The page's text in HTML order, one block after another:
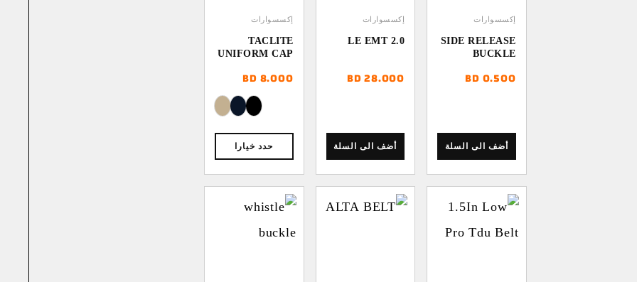
إكسسوارات
SIDE RELEASE
BUCKLE
0.500
BD
أضف الى السلة
إكسسوارات
LE EMT 2.0
28.000
BD
أضف الى السلة
إكسسوارات
TACLITE
UNIFORM CAP
8.000
BD
حدد خيارا